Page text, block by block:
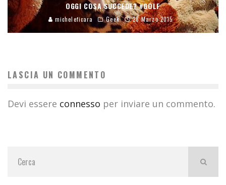
OGGI COSA SUCCEDE? #GOLF
micheleficara Geek 28 Marzo 2015
LASCIA UN COMMENTO
Devi essere connesso per inviare un commento.